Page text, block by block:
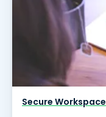
Secure Workspace